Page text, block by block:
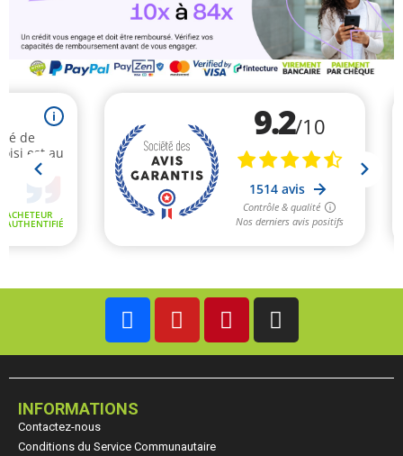
INFORMATIONS
Contactez-nous
Conditions du Service Communautaire